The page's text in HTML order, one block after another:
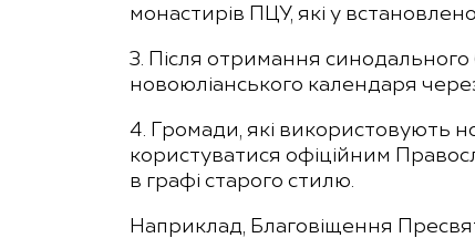
монастирів ПЦУ, які у
3. Після отримання
новоюліанського календаря
4. Громади, які використовують
користуватися офіційним
в графі старого стилю.
Наприклад, Благовіщення